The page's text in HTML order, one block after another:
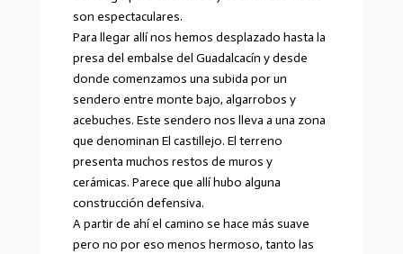
son espectaculares.
Para llegar allí nos hemos desplazado hasta la
presa del embalse del Guadalcacín y desde
donde comenzamos una subida por un
sendero entre monte bajo, algarrobos y
acebuches. Este sendero nos lleva a una zona
que denominan El castillejo. El terreno
presenta muchos restos de muros y
cerámicas. Parece que allí hubo alguna
construcción defensiva.
A partir de ahí el camino se hace más suave
pero no por eso menos hermoso, tanto las